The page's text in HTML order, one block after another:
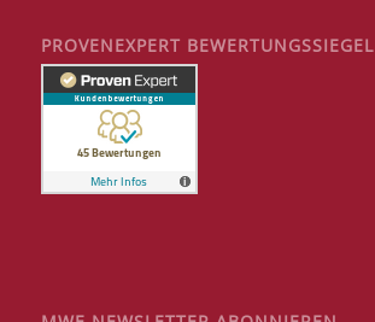
PROVENEXPERT BEWERTUNGSSIEGEL